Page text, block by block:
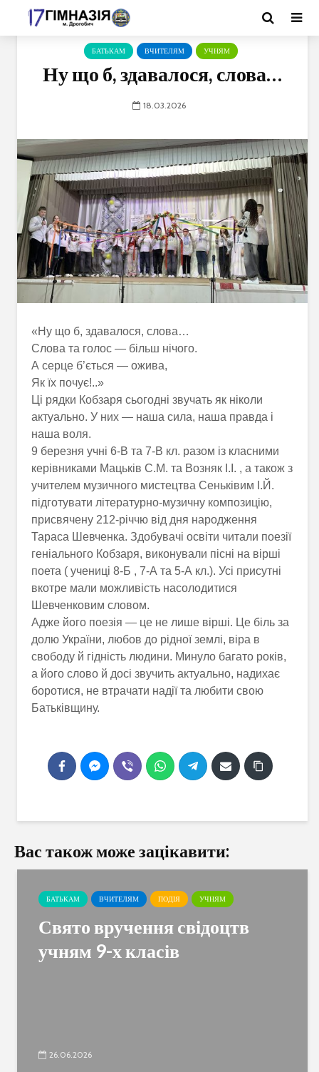
БАТЬКАМ ВЧИТЕЛЯМ УЧНЯМ
Ну що б, здавалося, слова…
18.03.2026
«Ну що б, здавалося, слова…
Слова та голос — більш нічого.
А серце б’ється — ожива,
Як їх почує!..»
Ці рядки Кобзаря сьогодні звучать як ніколи
актуально. У них — наша сила, наша правда і
наша воля.
9 березня учні 6-В та 7-В кл. разом із класними
керівниками Мацьків С.М. та Возняк І.І. , а також з
учителем музичного мистецтва Сеньківим І.Й.
підготувати літературно-музичну композицію,
присвячену 212-річчю від дня народження
Тараса Шевченка. Здобувачі освіти читали поезії
геніального Кобзаря, виконували пісні на вірші
поета ( учениці 8-Б , 7-А та 5-А кл.). Усі присутні
вкотре мали можливість насолодитися
Шевченковим словом.
Адже його поезія — це не лише вірші. Це біль за
долю України, любов до рідної землі, віра в
свободу й гідність людини. Минуло багато років,
а його слово й досі звучить актуально, надихає
боротися, не втрачати надії та любити свою
Батьківщину.
Вас також може зацікавити:
БАТЬКАМ ВЧИТЕЛЯМ ПОДІЯ УЧНЯМ
Свято вручення свідоцтв
учням 9-х класів
26.06.2026